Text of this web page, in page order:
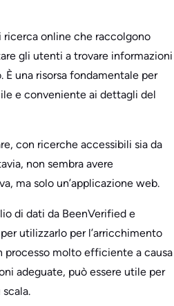
online che raccolgono
gli utenti a trovare informazioni
È una risorsa fondamentale per
e conveniente ai dettagli del
con ricerche accessibili sia da
non sembra avere
ma solo un’applicazione web.
di dati da BeenVerified e
utilizzarlo per l’arricchimento
processo molto efficiente a causa
adeguate, può essere utile per
scala.